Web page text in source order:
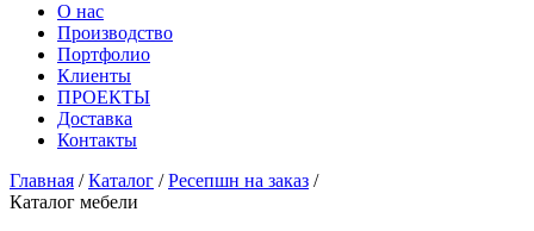
О нас
Производство
Портфолио
Клиенты
ПРОЕКТЫ
Доставка
Контакты
Главная /Каталог /Ресепшн на заказ /
Каталог мебели